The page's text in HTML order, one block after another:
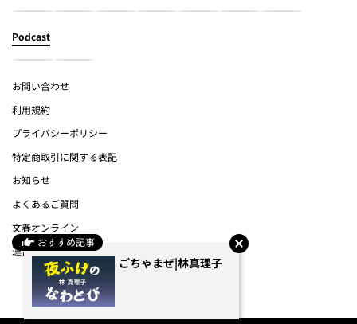
おすすめ記事
ごちゃまぜ|林真理子
Podcast
お問い合わせ
利用規約
プライバシーポリシー
特定商取引に関する表記
お知らせ
よくあるご質問
文春オンライン
運営会社